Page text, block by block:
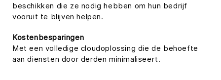
beschikken die ze nodig hebben om hun bedrijf
vooruit te blijven helpen.
Kostenbesparingen
Met een volledige cloudoplossing die de behoefte
aan diensten door derden minimaliseert.